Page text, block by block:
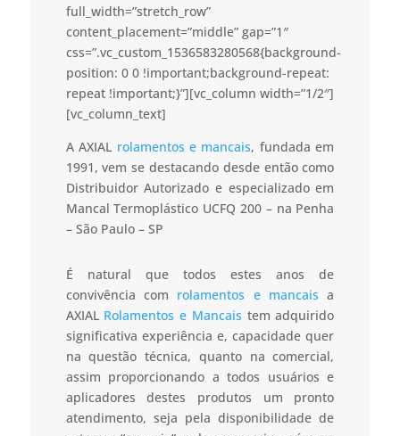
full_width=”stretch_row”
content_placement=”middle” gap=”1″
css=”.vc_custom_1536583280568{background-
position: 0 0 !important;background-repeat:
repeat !important;}”][vc_column width=”1/2″]
[vc_column_text]
A AXIAL rolamentos e mancais, fundada em
1991, vem se destacando desde então como
Distribuidor Autorizado e especializado em
Mancal Termoplástico UCFQ 200 – na Penha
– São Paulo – SP
É natural que todos estes anos de
convivência com rolamentos e mancais a
AXIAL Rolamentos e Mancais tem adquirido
significativa experiência e, capacidade quer
na questão técnica, quanto na comercial,
assim proporcionando a todos usuários e
aplicadores destes produtos um pronto
atendimento, seja pela disponibilidade de